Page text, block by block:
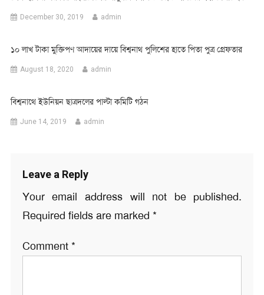
December 30, 2019 admin
১০ লাখ টাকা মুক্তিপণ আদায়ের দায়ে বিশ্বনাথ পুলিশের হাতে পিতা পুত্র গ্রেফতার
August 18, 2020 admin
বিশ্বনাথে ইউনিয়ন ছাত্রদলের পাল্টা কমিটি গঠন
June 14, 2019 admin
Leave a Reply
Your email address will not be published.
Required fields are marked *
Comment *